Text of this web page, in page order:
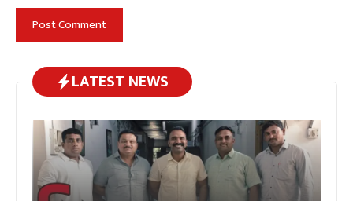
LATEST NEWS